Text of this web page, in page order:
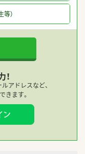
）
アドレスなど、
きます。